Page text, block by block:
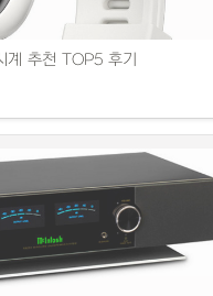
리뷰합니다.
계 추천 TOP5 후기